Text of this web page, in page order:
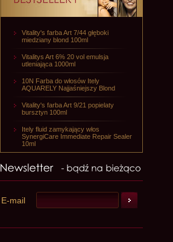
Vitality's farba Art 7/44 głęboki
miedziany blond 100ml
Vitalitys Art 6% 20 vol emulsja
utleniająca 1000ml
10N Farba do włosów Itely
AQUARELY Najjaśniejszy Blond
Vitality's farba Art 9/21 popielaty
bursztyn 100ml
Itely fluid zamykający włos
SynergiCare Immediate Repair Sealer
10ml
E-mail